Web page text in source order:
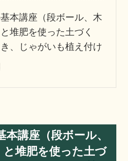
本講座（段ボール、木
堆肥を使った土づく
、じゃがいも植え付け
講座（段ボール、
と堆肥を使った土づ